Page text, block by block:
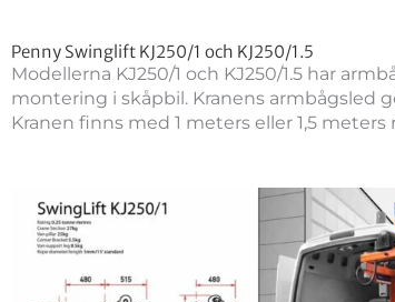
Penny Swinglift KJ250/1 och KJ250/1.5
Modellerna KJ250/1 och KJ250/1.5 har
montering i skåpbil. Kranens armbågsled
Kranen finns med 1 meters eller 1,5 meters